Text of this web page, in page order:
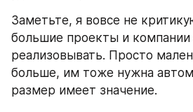
Заметьте, я вовсе не
большие проекты и компании
реализовывать. Просто
больше, им тоже нужна
размер имеет значение.